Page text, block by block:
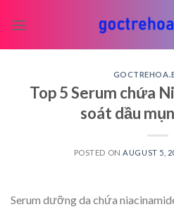
Top 5 Serum chứa
soát dầu
POSTED ON AUGUST 5,
Serum dưỡng da chứa